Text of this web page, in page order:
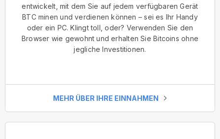
entwickelt, mit dem Sie auf jedem verfügbaren Gerät
BTC minen und verdienen können – sei es Ihr Handy
oder ein PC. Klingt toll, oder? Verwenden Sie den
Browser wie gewohnt und erhalten Sie Bitcoins ohne
jegliche Investitionen.
MEHR ÜBER IHRE EINNAHMEN